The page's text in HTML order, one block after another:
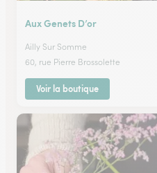
Aux Genets D’or
Ailly Sur Somme
60, rue Pierre Brossolette
Voir la boutique